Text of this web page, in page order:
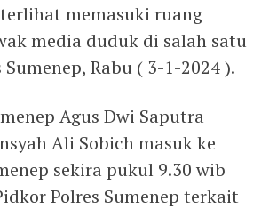
memasuki ruang
media duduk di salah satu
Rabu ( 3-1-2024 ).
Agus Dwi Saputra
Ali Sobich masuk ke
sekira pukul 9.30 wib
Polres Sumenep terkait